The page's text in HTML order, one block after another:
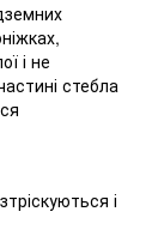
і не
стебла
і